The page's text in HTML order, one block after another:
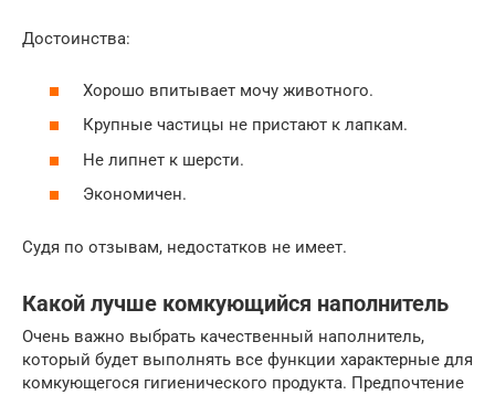
Достоинства:
Хорошо впитывает мочу животного.
Крупные частицы не пристают к лапкам.
Не липнет к шерсти.
Экономичен.
Судя по отзывам, недостатков не имеет.
Какой лучше комкующийся наполнитель
Очень важно выбрать качественный наполнитель,
который будет выполнять все функции характерные для
комкующегося гигиенического продукта. Предпочтение